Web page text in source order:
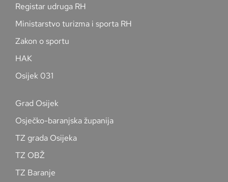
Registar udruga RH
Ministarstvo turizma i sporta RH
Zakon o sportu
HAK
Osijek 031
Grad Osijek
Osječko-baranjska županija
TZ grada Osijeka
TZ OBŽ
TZ Baranje